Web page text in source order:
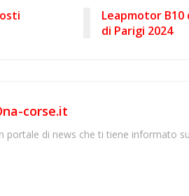
Leapmotor B10
di Parigi 2024
corse.it
portale di news che ti tiene informato